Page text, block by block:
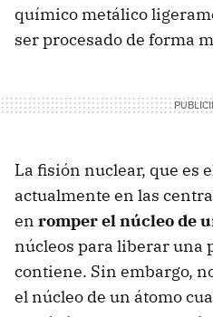
químico metálico
ser procesado de forma
La fisión nuclear, que es
actualmente en las
en romper el núcleo de
núcleos para liberar una
contiene. Sin embargo,
el núcleo de un átomo